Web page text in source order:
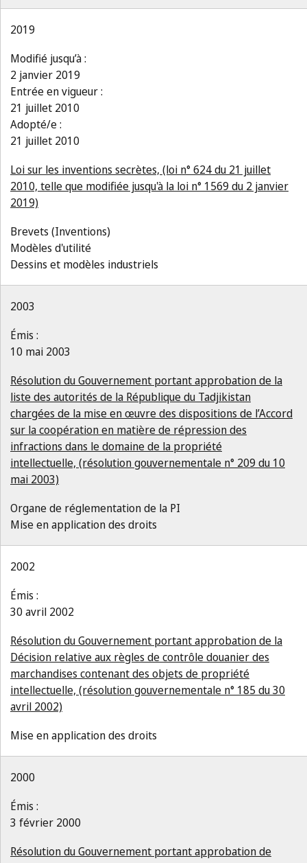
2019
Modifié jusqu’à :
2 janvier 2019
Entrée en vigueur :
21 juillet 2010
Adopté/e :
21 juillet 2010
Loi sur les inventions secrètes, (loi n° 624 du 21 juillet
2010, telle que modifiée jusqu'à la loi n° 1569 du 2 janvier
2019)
Brevets (Inventions)
Modèles d'utilité
Dessins et modèles industriels
2003
Émis :
10 mai 2003
Résolution du Gouvernement portant approbation de la
liste des autorités de la République du Tadjikistan
chargées de la mise en œuvre des dispositions de l’Accord
sur la coopération en matière de répression des
infractions dans le domaine de la propriété
intellectuelle, (résolution gouvernementale n° 209 du 10
mai 2003)
Organe de réglementation de la PI
Mise en application des droits
2002
Émis :
30 avril 2002
Résolution du Gouvernement portant approbation de la
Décision relative aux règles de contrôle douanier des
marchandises contenant des objets de propriété
intellectuelle, (résolution gouvernementale n° 185 du 30
avril 2002)
Mise en application des droits
2000
Émis :
3 février 2000
Résolution du Gouvernement portant approbation de